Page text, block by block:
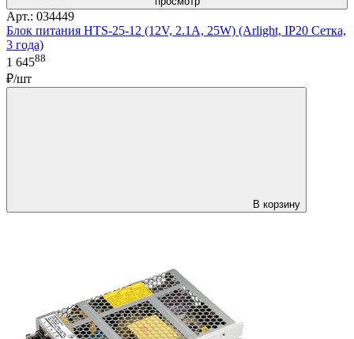
Арт.: 034449
Блок питания HTS-25-12 (12V, 2.1A, 25W) (Arlight, IP20 Сетка,
3 года)
1 64588
₽/шт
В корзину